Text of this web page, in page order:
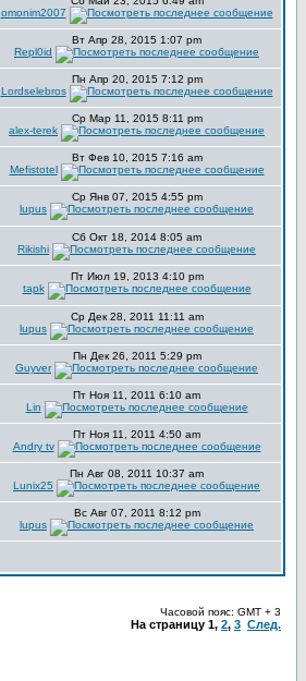
omonim2007
Вт Апр 28, 2015 1:07 pm
Repl0id
Пн Апр 20, 2015 7:12 pm
Lordselebros
Ср Мар 11, 2015 8:11 pm
alex-terek
Вт Фев 10, 2015 7:16 am
Mefistotel
Ср Янв 07, 2015 4:55 pm
lupus
Сб Окт 18, 2014 8:05 am
Rikishi
Пт Июл 19, 2013 4:10 pm
tapk
Ср Дек 28, 2011 11:11 am
lupus
Пн Дек 26, 2011 5:29 pm
Guyver
Пт Ноя 11, 2011 6:10 am
Lin
Пт Ноя 11, 2011 4:50 am
Andry tv
Пн Авг 08, 2011 10:37 am
Lunix25
Вс Авг 07, 2011 8:12 pm
lupus
Часовой пояс: GMT + 3
На страницу 1, 2, 3 След.